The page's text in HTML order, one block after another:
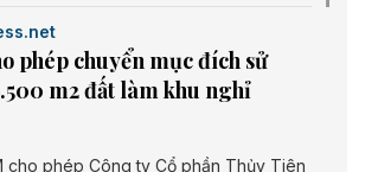
phép chuyển mục đích sử
m2 đất làm khu nghỉ
cho phép Công ty Cổ phần Thủy Tiên